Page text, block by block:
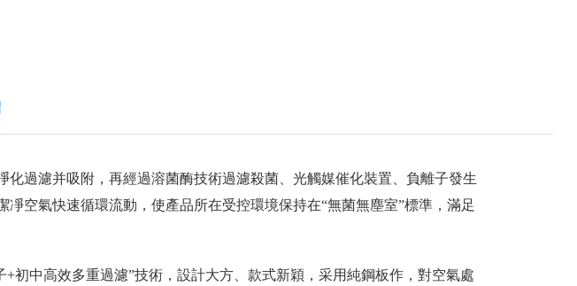
化過濾并吸附，再經過溶菌酶技術過濾殺菌、光觸媒催化裝置、負離子發生
空氣快速循環流動，使產品所在受控環境保持在“無菌無塵室”標準，滿足
初中高效多重過濾”技術，設計大方、款式新穎，采用純鋼板作，對空氣處